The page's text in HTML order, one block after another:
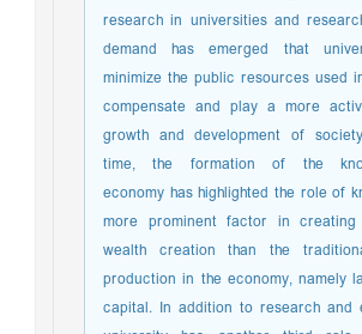
research in universities and
demand has emerged that
minimize the public resources used
compensate and play a more
growth and development of
time, the formation of the
economy has highlighted the role of
more prominent factor in
wealth creation than the
production in the economy, namely
capital. In addition to research and